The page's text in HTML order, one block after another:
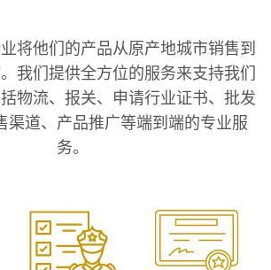
将他们的产品从原产地城市销售到
我们提供全方位的服务来支持我们
物流、报关、申请行业证书、批发
渠道、产品推广等端到端的专业服
务。